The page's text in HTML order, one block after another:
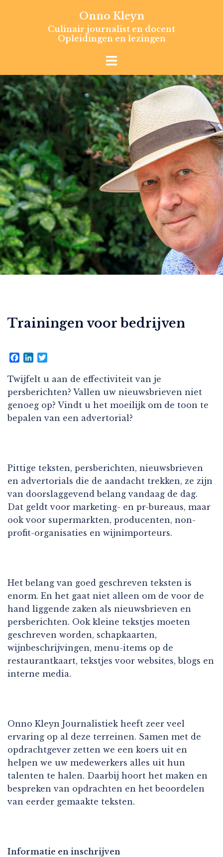
Onno Kleyn
Culinair journalist en docent
Opleidingen en lezingen
Trainingen voor bedrijven
Facebook
LinkedIn
Twijfelt u aan de effectiviteit van je
persberichten? Vallen uw nieuwsbrieven niet
genoeg op? Vindt u het moeilijk om de toon te
bepalen van een advertorial?
Pittige teksten, persberichten, nieuwsbrieven
en advertorials die de aandacht trekken, ze zijn
van doorslaggevend belang vandaag de dag.
Dat geldt voor marketing- en pr-bureaus, maar
ook voor supermarkten, producenten, non-
profit-organisaties en wijnimporteurs.
Het belang van goed geschreven teksten is
enorm. En het gaat niet alleen om de voor de
hand liggende zaken als nieuwsbrieven en
persberichten. Ook kleine tekstjes moeten
geschreven worden, schapkaarten,
wijnbeschrijvingen, menu-items op de
restaurantkaart, tekstjes voor websites, blogs en
interne media.
Onno Kleyn Journalistiek heeft zeer veel
ervaring op al deze terreinen. Samen met de
opdrachtgever zetten we een koers uit en
helpen we uw medewerkers alles uit hun
talenten te halen. Daarbij hoort het maken en
bespreken van opdrachten en het beoordelen
van eerder gemaakte teksten.
Informatie en inschrijven